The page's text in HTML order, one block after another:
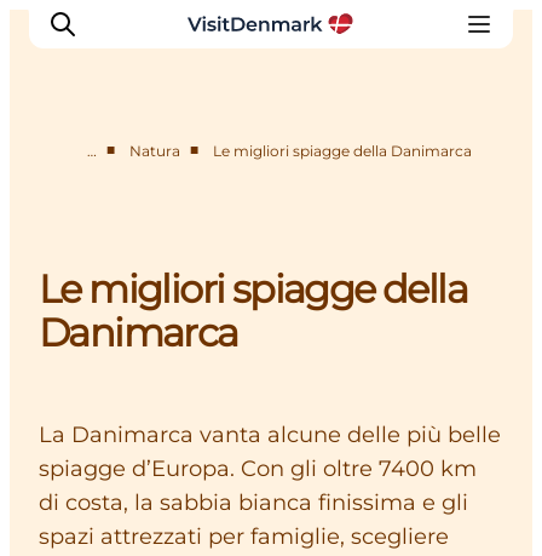
Cosa fare
Dove dormire
Pianifica il viaggio
… ■ Natura ■ Le migliori spiagge della Danimarca
Le migliori spiagge della
Danimarca
La Danimarca vanta alcune delle più belle
spiagge d’Europa. Con gli oltre 7400 km
di costa, la sabbia bianca finissima e gli
spazi attrezzati per famiglie, scegliere